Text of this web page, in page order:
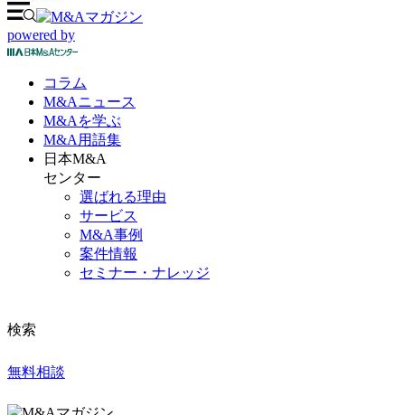
powered by
コラム
M&Aニュース
M&Aを学ぶ
M&A 用語集
日本M&A
センター
選ばれる理由
サービス
M&A事例
案件情報
セミナー・ナレッジ
検索
無料相談